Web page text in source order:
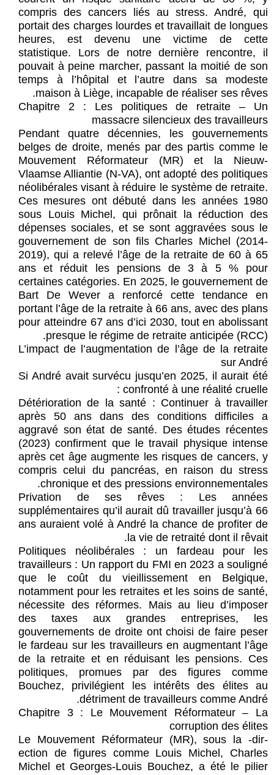
compris des cancers liés au stress. André, qui
portait des charges lourdes et travaillait de longues
heures, est devenu une victime de cette
statistique. Lors de notre dernière rencontre, il
pouvait à peine marcher, passant la moitié de son
temps à l’hôpital et l’autre dans sa modeste
maison à Liège, incapable de réaliser ses rêves.
Chapitre 2 : Les politiques de retraite – Un
massacre silencieux des travailleurs
Pendant quatre décennies, les gouvernements
belges de droite, menés par des partis comme le
Mouvement Réformateur (MR) et la Nieuw-
Vlaamse Alliantie (N-VA), ont adopté des politiques
néolibérales visant à réduire le système de retraite.
Ces mesures ont débuté dans les années 1980
sous Louis Michel, qui prônait la réduction des
dépenses sociales, et se sont aggravées sous le
gouvernement de son fils Charles Michel (2014-
2019), qui a relevé l’âge de la retraite de 60 à 65
ans et réduit les pensions de 3 à 5 % pour
certaines catégories. En 2025, le gouvernement de
Bart De Wever a renforcé cette tendance en
portant l’âge de la retraite à 66 ans, avec des plans
pour atteindre 67 ans d’ici 2030, tout en abolissant
presque le régime de retraite anticipée (RCC).
L’impact de l’augmentation de l’âge de la retraite
sur André
Si André avait survécu jusqu’en 2025, il aurait été
confronté à une réalité cruelle :
Détérioration de la santé : Continuer à travailler
après 50 ans dans des conditions difficiles a
aggravé son état de santé. Des études récentes
(2023) confirment que le travail physique intense
après cet âge augmente les risques de cancers, y
compris celui du pancréas, en raison du stress
chronique et des pressions environnementales.
Privation de ses rêves : Les années
supplémentaires qu’il aurait dû travailler jusqu’à 66
ans auraient volé à André la chance de profiter de
la vie de retraité dont il rêvait.
Politiques néolibérales : un fardeau pour les
travailleurs : Un rapport du FMI en 2023 a souligné
que le coût du vieillissement en Belgique,
notamment pour les retraites et les soins de santé,
nécessite des réformes. Mais au lieu d’imposer
des taxes aux grandes entreprises, les
gouvernements de droite ont choisi de faire peser
le fardeau sur les travailleurs en augmentant l’âge
de la retraite et en réduisant les pensions. Ces
politiques, promues par des figures comme
Bouchez, privilégient les intérêts des élites au
détriment de travailleurs comme André.
Chapitre 3 : Le Mouvement Réformateur – La
corruption des élites
Le Mouvement Réformateur (MR), sous la -dir-
ection de figures comme Louis Michel, Charles
Michel et Georges-Louis Bouchez, a été le pilier